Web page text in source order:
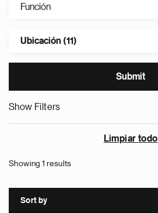
Función
Ubicación (11)
Show Filters
Limpiar todo
Showing 1 results
Sort by